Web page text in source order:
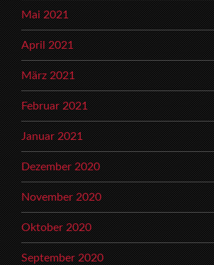
Mai 2021
April 2021
März 2021
Februar 2021
Januar 2021
Dezember 2020
November 2020
Oktober 2020
September 2020